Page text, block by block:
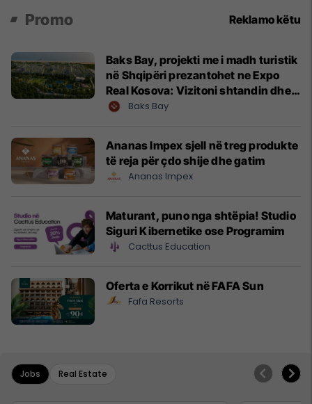
Promo Reklamo këtu
Baks Bay, projekti me i madh turistik
në Shqipëri prezantohet ne Expo
Real Kosova: Vizitoni shtandin dhe
zbuloni mundësitë e investimit
Baks Bay
Ananas Impex sjell në treg produkte
të reja për çdo shije dhe gatim
Ananas Impex
Maturant, puno nga shtëpia! Studio
Siguri Kibernetike ose Programim
Cacttus Education
Oferta e Korrikut në FAFA Sun
Fafa Resorts
Jobs Real Estate